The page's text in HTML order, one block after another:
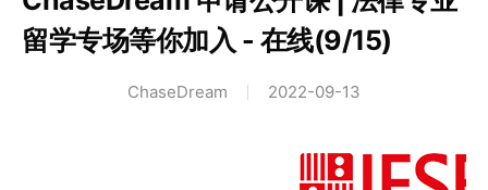
留学专场等你加入 - 在线(9/15)
ChaseDream 2022-09-13